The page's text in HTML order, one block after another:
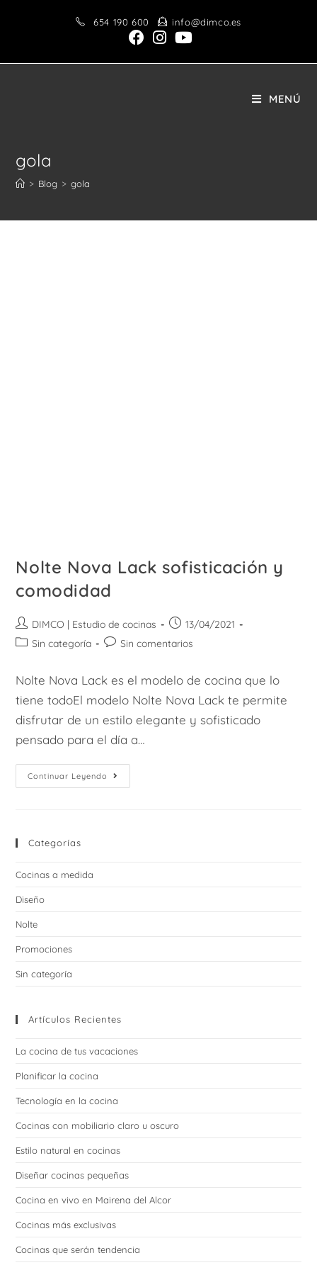
654 190 600 info@dimco.es
MENÚ
gola
> Blog > gola
Nolte Nova Lack sofisticación y
comodidad
Autor
de
DIMCO | Estudio de cocinas
Publicación
de
13/04/2021
Categoría
entrada:
Sin categoría
Comentarios
entrada:
Sin comentarios
Nolte Nova Lack es el modelo de cocina que lo
tiene todoEl modelo Nolte Nova Lack te permite
disfrutar de un estilo elegante y sofisticado
pensado para el día a…
Continuar Leyendo Nolte
Nova
Categorías
Cocinas a medida
Diseño
Nolte
Promociones
Sin categoría
Artículos Recientes
La cocina de tus vacaciones
Planificar la cocina
Tecnología en la cocina
Cocinas con mobiliario claro u oscuro
Estilo natural en cocinas
Diseñar cocinas pequeñas
Cocina en vivo en Mairena del Alcor
Cocinas más exclusivas
Cocinas que serán tendencia